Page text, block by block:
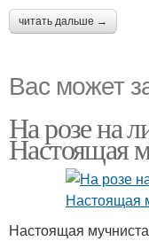
читать дальше →
Вас может
На розе на
Настоящая
Настоящая